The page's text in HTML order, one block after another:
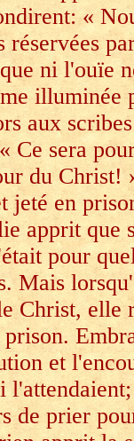
«
réservées
ni l'ouïe
illuminée
aux
Ce sera
du
jeté en
apprit que
pour
Mais
Christ, elle
et
de prier